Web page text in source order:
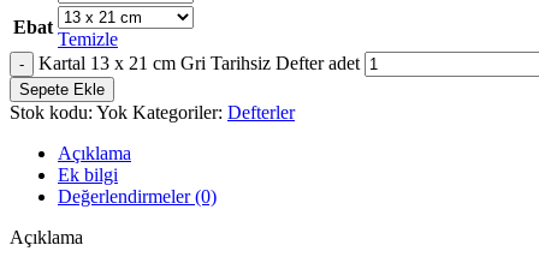
Ebat
Temizle
Kartal 13 x 21 cm Gri Tarihsiz Defter adet
Sepete Ekle
Stok kodu: Yok Kategoriler: Defterler
Açıklama
Ek bilgi
Değerlendirmeler (0)
Açıklama